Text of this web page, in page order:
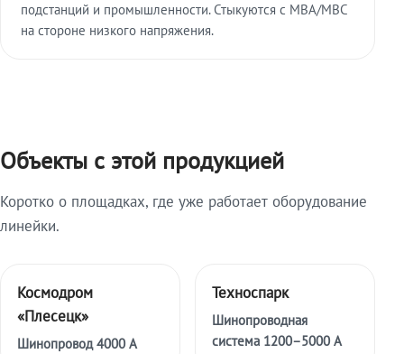
подстанций и промышленности. Стыкуются с МВА/МВС
на стороне низкого напряжения.
Объекты с этой продукцией
Коротко о площадках, где уже работает оборудование
линейки.
Космодром
«Плесецк»
Шинопровод 4000 А
Техноспарк
Шинопроводная
система 1200–5000 А